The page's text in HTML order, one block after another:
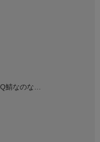
鯖なのな…